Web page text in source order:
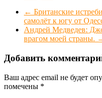
← Британские
самолёт к югу от
Андрей Медведев:
врагом моей страны.
Добавить
Ваш адрес email не будет
помечены *